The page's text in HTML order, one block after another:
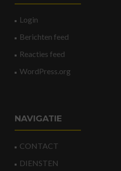
Login
Berichten feed
Reacties feed
WordPress.org
NAVIGATIE
CONTACT
DIENSTEN